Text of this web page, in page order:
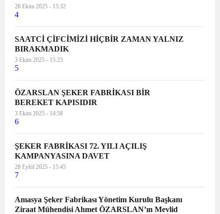
28 Ekim 2025 - 15:32
4
SAATCİ ÇİFCİMİZİ HİÇBİR ZAMAN YALNIZ
BIRAKMADIK
3 Ekim 2025 - 15:23
5
ÖZARSLAN ŞEKER FABRİKASI BİR
BEREKET KAPISIDIR
3 Ekim 2025 - 14:58
6
ŞEKER FABRİKASI 72. YILI AÇILIŞ
KAMPANYASINA DAVET
28 Eylül 2025 - 15:45
7
Amasya Şeker Fabrikası Yönetim Kurulu Başkanı
Ziraat Mühendisi Ahmet ÖZARSLAN’ın Mevlid